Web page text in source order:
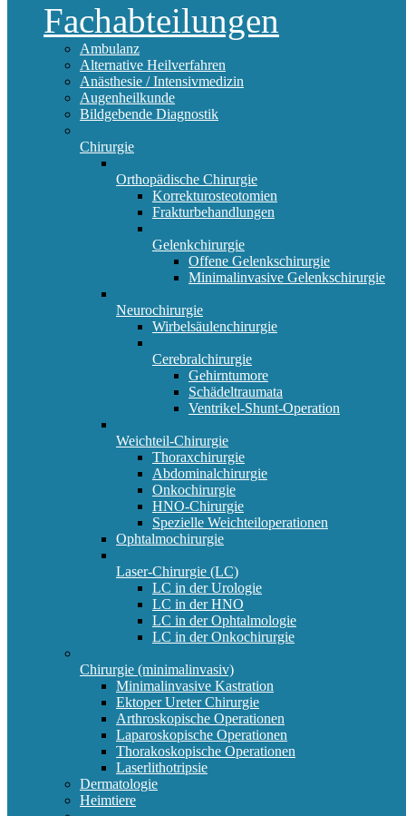
Fachabteilungen
Ambulanz
Alternative Heilverfahren
Anästhesie / Intensivmedizin
Augenheilkunde
Bildgebende Diagnostik
Chirurgie
Orthopädische Chirurgie
Korrekturosteotomien
Frakturbehandlungen
Gelenkchirurgie
Offene Gelenkschirurgie
Minimalinvasive Gelenkschirurgie
Neurochirurgie
Wirbelsäulenchirurgie
Cerebralchirurgie
Gehirntumore
Schädeltraumata
Ventrikel-Shunt-Operation
Weichteil-Chirurgie
Thoraxchirurgie
Abdominalchirurgie
Onkochirurgie
HNO-Chirurgie
Spezielle Weichteiloperationen
Ophtalmochirurgie
Laser-Chirurgie (LC)
LC in der Urologie
LC in der HNO
LC in der Ophtalmologie
LC in der Onkochirurgie
Chirurgie (minimalinvasiv)
Minimalinvasive Kastration
Ektoper Ureter Chirurgie
Arthroskopische Operationen
Laparoskopische Operationen
Thorakoskopische Operationen
Laserlithotripsie
Dermatologie
Heimtiere